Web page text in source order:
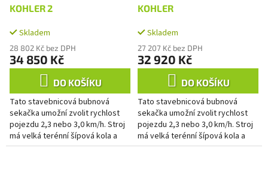
KOHLER 2
Skladem
28 802 Kč bez DPH
34 850 Kč
DO KOŠÍKU
Tato stavebnicová bubnová
sekačka umožní zvolit rychlost
pojezdu 2,3 nebo 3,0 km/h. Stroj
má velká terénní šípová kola a
nastavitelná řidítka s
KOHLER
Skladem
27 207 Kč bez DPH
32 920 Kč
DO KOŠÍKU
Tato stavebnicová bubnová
sekačka umožní zvolit rychlost
pojezdu 2,3 nebo 3,0 km/h. Stroj
má velká terénní šípová kola a
nastavitelná řidítka s